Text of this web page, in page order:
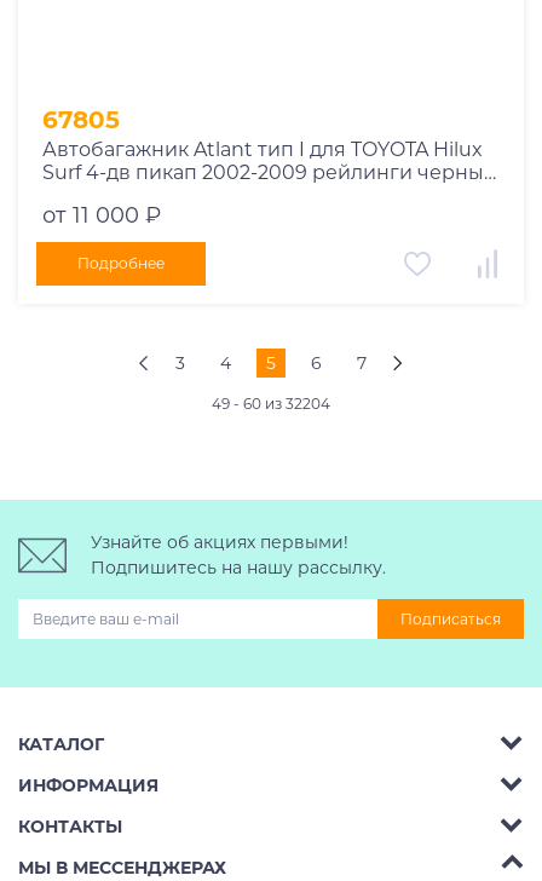
67805
Автобагажник Atlant тип I для TOYOTA Hilux
Surf 4-дв пикап 2002-2009 рейлинги черные
от 11 000 ₽
Подробнее
3 4 5 6 7
49 - 60 из 32204
Узнайте об акциях первыми!
Подпишитесь на нашу рассылку.
Подписаться
КАТАЛОГ
Багажник на крышу авто
Автобоксы
ИНФОРМАЦИЯ
Аренда
Ремонт
КОНТАКТЫ
Телефон: 8 (495) 2367486
МЫ В МЕССЕНДЖЕРАХ